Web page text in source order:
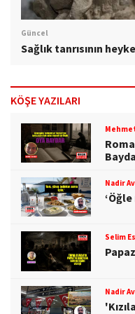
Güncel
Sağlık tanrısının
KÖŞE YAZILARI
Nadir
‘Öğle
Selim
Nadir